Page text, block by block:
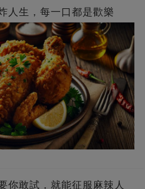
生，每一口都是歡樂
敢試，就能征服麻辣人